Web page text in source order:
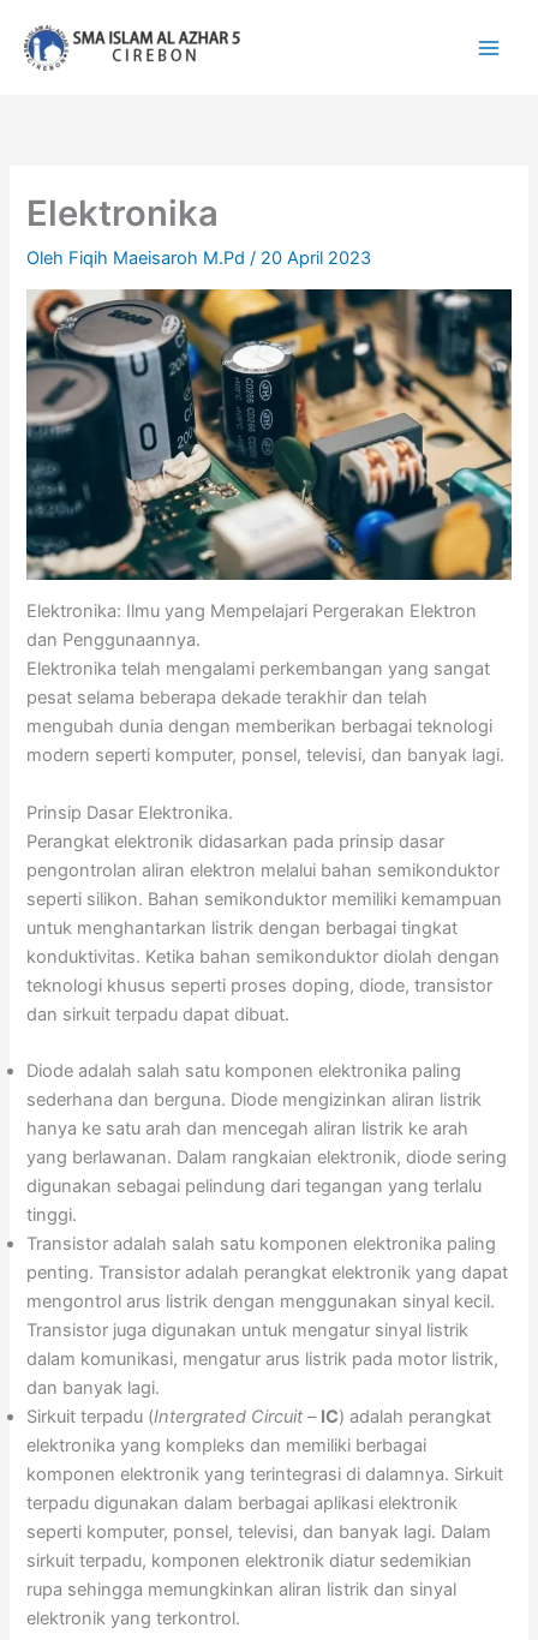
konten
Elektronika
Oleh Fiqih Maeisaroh M.Pd/ 20 April 2023
Elektronika: Ilmu yang Mempelajari Pergerakan Elektron
dan Penggunaannya.
Elektronika telah mengalami perkembangan yang sangat
pesat selama beberapa dekade terakhir dan telah
mengubah dunia dengan memberikan berbagai teknologi
modern seperti komputer, ponsel, televisi, dan banyak lagi.
Prinsip Dasar Elektronika.
Perangkat elektronik didasarkan pada prinsip dasar
pengontrolan aliran elektron melalui bahan semikonduktor
seperti silikon. Bahan semikonduktor memiliki kemampuan
untuk menghantarkan listrik dengan berbagai tingkat
konduktivitas. Ketika bahan semikonduktor diolah dengan
teknologi khusus seperti proses doping, diode, transistor
dan sirkuit terpadu dapat dibuat.
Diode adalah salah satu komponen elektronika paling
sederhana dan berguna. Diode mengizinkan aliran listrik
hanya ke satu arah dan mencegah aliran listrik ke arah
yang berlawanan. Dalam rangkaian elektronik, diode sering
digunakan sebagai pelindung dari tegangan yang terlalu
tinggi.
Transistor adalah salah satu komponen elektronika paling
penting. Transistor adalah perangkat elektronik yang dapat
mengontrol arus listrik dengan menggunakan sinyal kecil.
Transistor juga digunakan untuk mengatur sinyal listrik
dalam komunikasi, mengatur arus listrik pada motor listrik,
dan banyak lagi.
Sirkuit terpadu (Intergrated Circuit – IC) adalah perangkat
elektronika yang kompleks dan memiliki berbagai
komponen elektronik yang terintegrasi di dalamnya. Sirkuit
terpadu digunakan dalam berbagai aplikasi elektronik
seperti komputer, ponsel, televisi, dan banyak lagi. Dalam
sirkuit terpadu, komponen elektronik diatur sedemikian
rupa sehingga memungkinkan aliran listrik dan sinyal
elektronik yang terkontrol.